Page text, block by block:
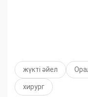
жүкті әйел
хирург